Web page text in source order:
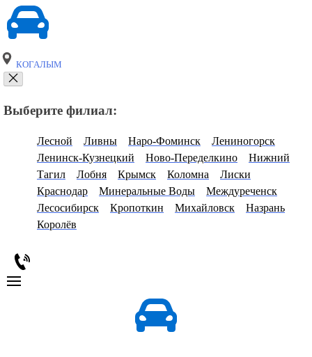
КОГАЛЫМ
Выберите филиал:
Лесной Ливны Наро-Фоминск
Лениногорск
Ленинск-Кузнецкий
Ново-Переделкино
Нижний
Тагил
Лобня Крымск Коломна
Лиски
Краснодар
Минеральные Воды
Междуреченск
Лесосибирск
Кропоткин Михайловск
Назрань
Королёв